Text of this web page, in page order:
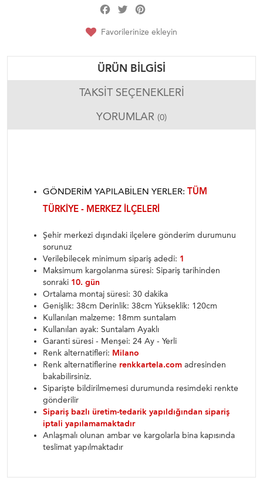
Facebook
Twitter
Favorilerinize ekleyin
ÜRÜN BILGISI
TAKSIT SEÇENEKLERI
YORUMLAR (0)
GÖNDERIM YAPILABILEN YERLER: TÜM
TÜRKIYE - MERKEZ ILÇELERI
Şehir merkezi dışındaki ilçelere gönderim durumunu
sorunuz
Verilebilecek minimum sipariş adedi: 1
Maksimum kargolanma süresi: Sipariş tarihinden
sonraki 10. gün
Ortalama montaj süresi: 30 dakika
Genişlik: 38cm Derinlik: 38cm Yükseklik: 120cm
Kullanılan malzeme: 18mm suntalam
Kullanılan ayak: Suntalam Ayaklı
Garanti süresi - Menşei: 24 Ay - Yerli
Renk alternatifleri: Milano
Renk alternatiflerine renkkartela.com adresinden
bakabilirsiniz.
Siparişte bildirilmemesi durumunda resimdeki renkte
gönderilir
Sipariş bazlı üretim-tedarik yapıldığından sipariş
iptali yapılamamaktadır
Anlaşmalı olunan ambar ve kargolarla bina kapısında
teslimat yapılmaktadır